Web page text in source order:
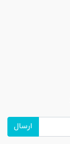
ارسال